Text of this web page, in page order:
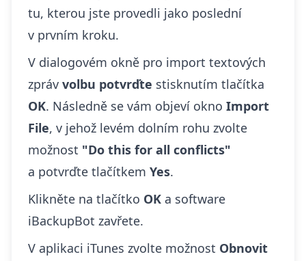
tu, kterou jste provedli jako poslední
v prvním kroku.
V dialogovém okně pro import textových
zpráv volbu potvrďte stisknutím tlačítka
OK. Následně se vám objeví okno Import
File, v jehož levém dolním rohu zvolte
možnost "Do this for all conflicts"
a potvrďte tlačítkem Yes.
Klikněte na tlačítko OK a software
iBackupBot zavřete.
V aplikaci iTunes zvolte možnost Obnovit